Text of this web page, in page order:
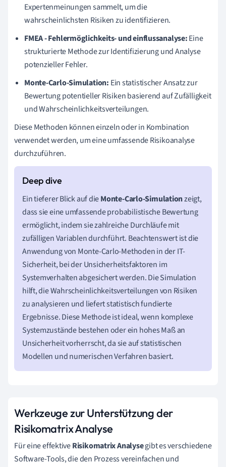
Expertenmeinungen sammelt, um die
wahrscheinlichsten Risiken zu identifizieren.
FMEA - Fehlermöglichkeits- und einflussanalyse:Eine
strukturierte Methode zur Identifizierung und Analyse
potenzieller Fehler.
Monte-Carlo-Simulation: Ein statistischer Ansatz zur
Bewertung potentieller Risiken basierend auf Zufälligkeit
und Wahrscheinlichkeitsverteilungen.
Diese Methoden können einzeln oder in Kombination
verwendet werden, um eine umfassende Risikoanalyse
durchzuführen.
Ein tieferer Blick auf dieMonte-Carlo-Simulationzeigt,
dass sie eine umfassende probabilistische Bewertung
ermöglicht, indem sie zahlreiche Durchläufe mit
zufälligen Variablen durchführt. Beachtenswert ist die
Anwendung von Monte-Carlo-Methoden in der IT-
Sicherheit, bei der Unsicherheitsfaktoren im
Systemverhalten abgesichert werden. Die Simulation
hilft, die Wahrscheinlichkeitsverteilungen von Risiken
zu analysieren und liefert statistisch fundierte
Ergebnisse. Diese Methode ist ideal, wenn komplexe
Systemzustände bestehen oder ein hohes Maß an
Unsicherheit vorherrscht, da sie auf statistischen
Modellen und numerischen Verfahren basiert.
Werkzeuge zur Unterstützung der
Risikomatrix Analyse
Für eine effektiveRisikomatrix Analysegibt es verschiedene
Software-Tools, die den Prozess vereinfachen und